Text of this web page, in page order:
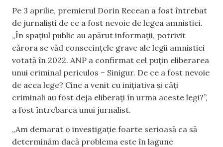
Pe 3 aprilie, premierul Dorin Recean a fost întrebat
de jurnaliști de ce a fost nevoie de legea amnistiei.
„În spațiul public au apărut informații, potrivit
cărora se văd consecințele grave ale legii amnistiei
votată în 2022. ANP a confirmat cel puțin eliberarea
unui criminal periculos – Sinigur. De ce a fost nevoie
de acea lege? Cine a venit cu inițiativa și câți
criminali au fost deja eliberați în urma aceste legi?”,
a fost întrebarea unui jurnalist.
„Am demarat o investigație foarte serioasă ca să
determinăm dacă problema este în lagune